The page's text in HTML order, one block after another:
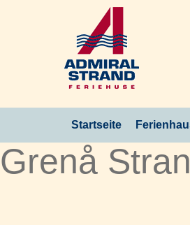
Startseite
Grenå